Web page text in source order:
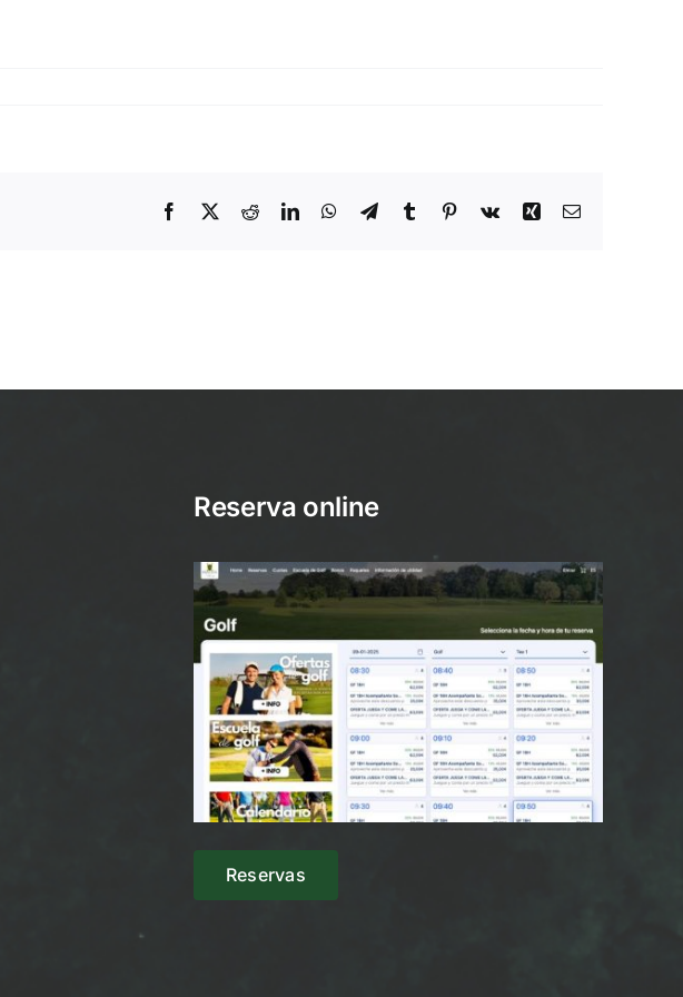
Facebook
X RedditLinkedInWhatsApp
TelegramTumblr Pinterest
Vk Xing Email
Reserva online
Reservas